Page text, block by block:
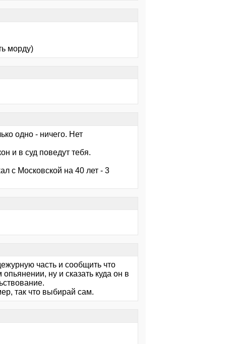
морду)
одно - ничего. Нет
и в суд поведут тебя.
с Московской на 40 лет - 3
часть и сообщить что
ну и сказать куда он в
так что выбирай сам.